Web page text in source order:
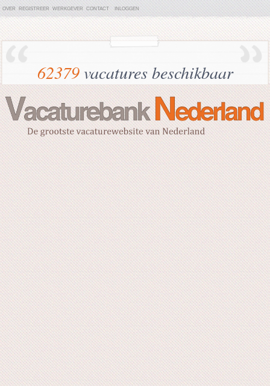
OVER REGISTREER WERKGEVER CONTACT INLOGGEN
62379vacatures beschikbaar